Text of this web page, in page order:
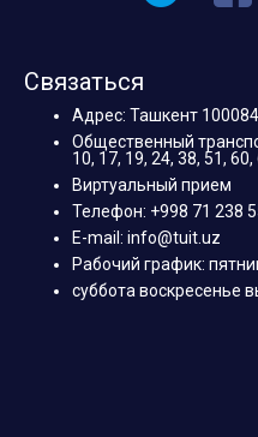
Связаться
Адрес: Ташкент
Общественный
10, 17, 19, 24, 38, 51,
Виртуальный прием
Телефон: +998 71 238
E-mail: info@tuit.uz
Рабочий график:
суббота воскресенье